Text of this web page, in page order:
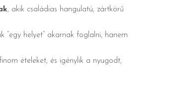
, akik családias hangulatú, zártkörű
“egy helyet” akarnak foglalni, hanem
ételeket, és igénylik a nyugodt,